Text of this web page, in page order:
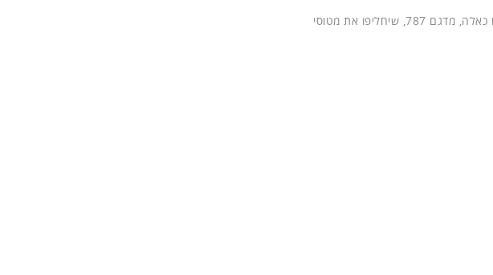
מדובר במטוס גדול מימדים ומרובה מושבים, עם מערכות מהמשוכללות ביותר הקיימות. אל על רכשה 16 מטוסים כאלה, מדגם 787, שיחליפו את מטוסי